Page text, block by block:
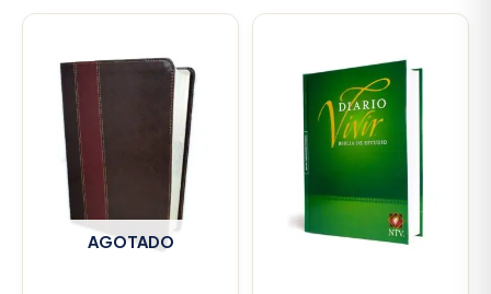
AGOTADO
was:
$198.000.
Current